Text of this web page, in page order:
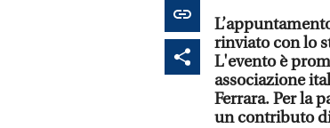
rinviato con lo
L'evento è
associazione
Ferrara. Per la
un contributo